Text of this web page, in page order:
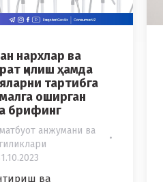
нархлар ва
қилиш ҳамда
тартибга
оширган
брифинг
анжумани ва
ва